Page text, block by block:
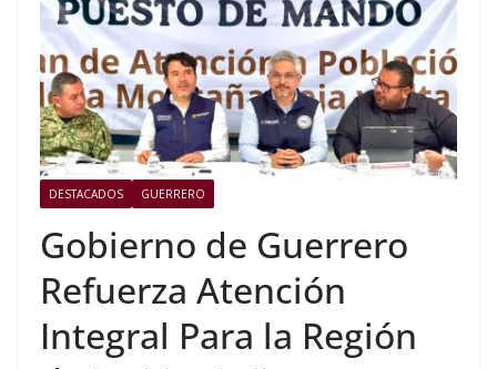
DESTACADOS GUERRERO
Gobierno de Guerrero
Refuerza Atención
Integral Para la Región